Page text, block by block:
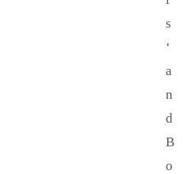
s
‘
a
n
d
B
o